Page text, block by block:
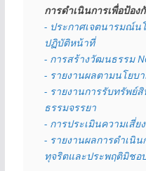
การดำเนินการเพื่อป้อง
- ประกาศเจตนารมณ์น
ปฏิบัติหน้าที่
- การสร้างวัฒนธรรม
- รายงานผลตามนโยบ
- รายงานการรับทรัพย์
ธรรมจรรยา
- การประเมินความเสี่ย
- รายงานผลการดำเนิน
ทุจริตและประพฤติมิชอ